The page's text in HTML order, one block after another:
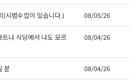
(시범수업이 있습니다.) 08/05/26
나 식당에서 나도 모르
08/04/26
분 08/04/26